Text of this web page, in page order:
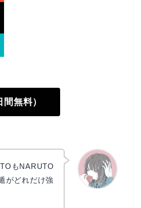
無料）
もNARUTO
がどれだけ強